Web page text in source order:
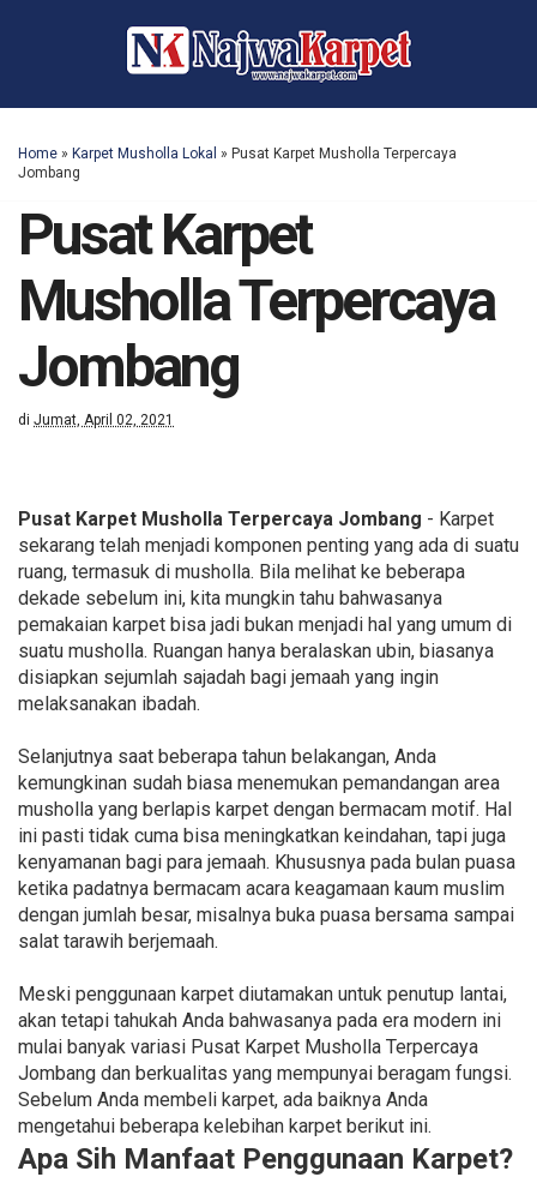
Home » Karpet Musholla Lokal » Pusat Karpet Musholla Terpercaya
Jombang
Pusat Karpet
Musholla Terpercaya
Jombang
di Jumat, April 02, 2021
Pusat Karpet Musholla Terpercaya Jombang - Karpet
sekarang telah menjadi komponen penting yang ada di suatu
ruang, termasuk di musholla. Bila melihat ke beberapa
dekade sebelum ini, kita mungkin tahu bahwasanya
pemakaian karpet bisa jadi bukan menjadi hal yang umum di
suatu musholla. Ruangan hanya beralaskan ubin, biasanya
disiapkan sejumlah sajadah bagi jemaah yang ingin
melaksanakan ibadah.
Selanjutnya saat beberapa tahun belakangan, Anda
kemungkinan sudah biasa menemukan pemandangan area
musholla yang berlapis karpet dengan bermacam motif. Hal
ini pasti tidak cuma bisa meningkatkan keindahan, tapi juga
kenyamanan bagi para jemaah. Khususnya pada bulan puasa
ketika padatnya bermacam acara keagamaan kaum muslim
dengan jumlah besar, misalnya buka puasa bersama sampai
salat tarawih berjemaah.
Meski penggunaan karpet diutamakan untuk penutup lantai,
akan tetapi tahukah Anda bahwasanya pada era modern ini
mulai banyak variasi Pusat Karpet Musholla Terpercaya
Jombang dan berkualitas yang mempunyai beragam fungsi.
Sebelum Anda membeli karpet, ada baiknya Anda
mengetahui beberapa kelebihan karpet berikut ini.
Apa Sih Manfaat Penggunaan Karpet?